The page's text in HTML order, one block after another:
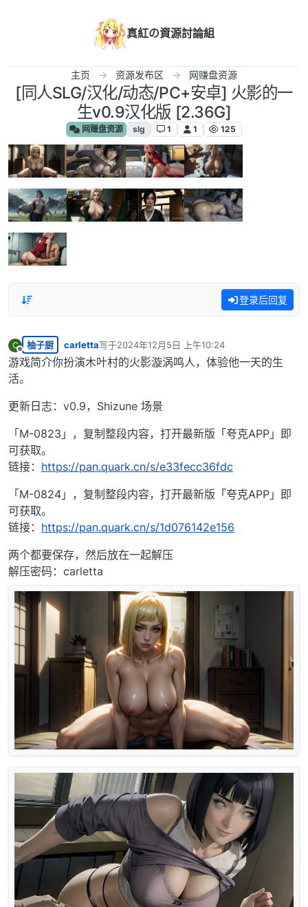
真紅の資源討論組
主页 资源发布区 网赚盘资源
[同人SLG/汉化/动态/PC+安卓] 火影的一
生v0.9汉化版 [2.36G]
网赚盘资源 slg 1 1 125
登录后回复
C
离线
柚子厨 carletta写于2024年12月5日 上午10:24
最后由 编辑
游戏简介你扮演木叶村的火影漩涡鸣人，体验他一天的生
活。
更新日志：v0.9，Shizune 场景
「M-0823」，复制整段内容，打开最新版「夸克APP」即
可获取。
链接： https://pan.quark.cn/s/e33fecc36fdc
「M-0824」，复制整段内容，打开最新版「夸克APP」即
可获取。
链接： https://pan.quark.cn/s/1d076142e156
两个都要保存，然后放在一起解压
解压密码：carletta